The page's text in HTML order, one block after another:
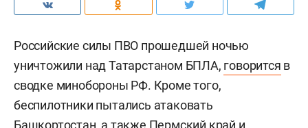
Российские силы ПВО прошедшей ночью
уничтожили над Татарстаном БПЛА, говорится в
сводке минобороны РФ. Кроме того,
беспилотники пытались атаковать
Башкортостан, а также Пермский край и